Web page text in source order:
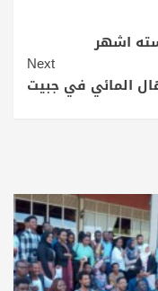
اشهر
Next